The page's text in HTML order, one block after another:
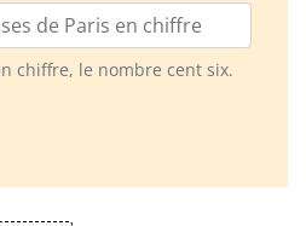
chiffre, le nombre cent six.